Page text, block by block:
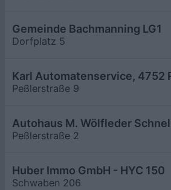
Gemeinde Bachmanning LG1
Dorfplatz 5
Karl Automatenservice, 4752
Peßlerstraße 9
Autohaus M. Wölfleder
Peßlerstraße 2
Huber Immo GmbH - HYC 150
Schwaben 206